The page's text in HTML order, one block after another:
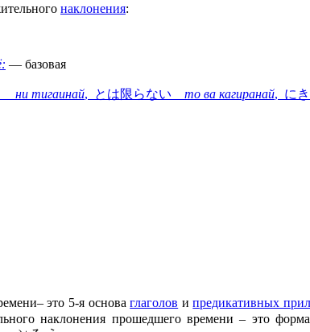
наклонения:
— базовая
ни тигаинай, とは限らない то ва кагиранай, に
это 5-я основаглаголов ипредикативных
наклонения прошедшего времени – это